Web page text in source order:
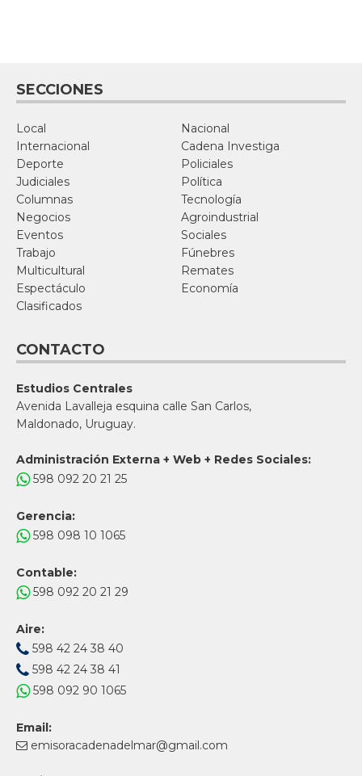
SECCIONES
Local
Nacional
Internacional
Cadena Investiga
Deporte
Policiales
Judiciales
Política
Columnas
Tecnología
Negocios
Agroindustrial
Eventos
Sociales
Trabajo
Fúnebres
Multicultural
Remates
Espectáculo
Economía
Clasificados
CONTACTO
Estudios Centrales
Avenida Lavalleja esquina calle San Carlos,
Maldonado, Uruguay.
Administración Externa + Web + Redes Sociales:
598 092 20 21 25
Gerencia:
598 098 10 1065
Contable:
598 092 20 21 29
Aire:
598 42 24 38 40
598 42 24 38 41
598 092 90 1065
Email:
emisoracadenadelmar@gmail.com